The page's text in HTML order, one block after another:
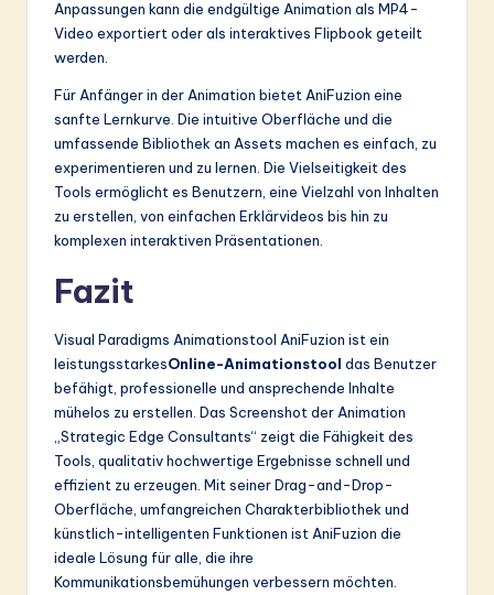
Anpassungen kann die endgültige Animation als MP4-
Video exportiert oder als interaktives Flipbook geteilt
werden.
Für Anfänger in der Animation bietet AniFuzion eine
sanfte Lernkurve. Die intuitive Oberfläche und die
umfassende Bibliothek an Assets machen es einfach, zu
experimentieren und zu lernen. Die Vielseitigkeit des
Tools ermöglicht es Benutzern, eine Vielzahl von Inhalten
zu erstellen, von einfachen Erklärvideos bis hin zu
komplexen interaktiven Präsentationen.
Fazit
Visual Paradigms Animationstool AniFuzion ist ein
leistungsstarkesOnline-Animationstool das Benutzer
befähigt, professionelle und ansprechende Inhalte
mühelos zu erstellen. Das Screenshot der Animation
„Strategic Edge Consultants“ zeigt die Fähigkeit des
Tools, qualitativ hochwertige Ergebnisse schnell und
effizient zu erzeugen. Mit seiner Drag-and-Drop-
Oberfläche, umfangreichen Charakterbibliothek und
künstlich-intelligenten Funktionen ist AniFuzion die
ideale Lösung für alle, die ihre
Kommunikationsbemühungen verbessern möchten.